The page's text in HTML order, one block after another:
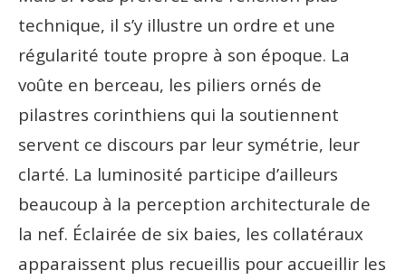
technique, il s’y illustre un ordre et une
régularité toute propre à son époque. La
voûte en berceau, les piliers ornés de
pilastres corinthiens qui la soutiennent
servent ce discours par leur symétrie, leur
clarté. La luminosité participe d’ailleurs
beaucoup à la perception architecturale de
la nef. Éclairée de six baies, les collatéraux
apparaissent plus recueillis pour accueillir les